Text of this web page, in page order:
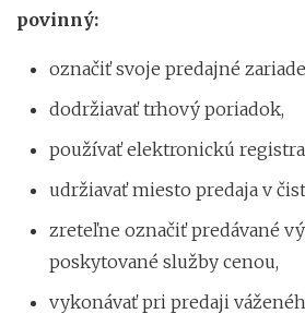
povinný:
označiť svoje predajné
dodržiavať trhový poriadok,
používať elektronickú
udržiavať miesto predaja v
zreteľne označiť predávané
poskytované služby cenou,
vykonávať pri predaji